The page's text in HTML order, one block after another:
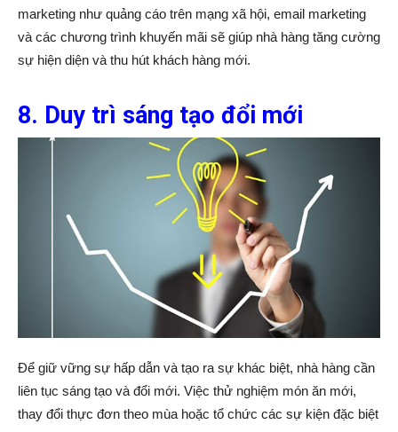
marketing như quảng cáo trên mạng xã hội, email marketing
và các chương trình khuyến mãi sẽ giúp nhà hàng tăng cường
sự hiện diện và thu hút khách hàng mới.
8. Duy trì sáng tạo đổi mới
Để giữ vững sự hấp dẫn và tạo ra sự khác biệt, nhà hàng cần
liên tục sáng tạo và đổi mới. Việc thử nghiệm món ăn mới,
thay đổi thực đơn theo mùa hoặc tổ chức các sự kiện đặc biệt